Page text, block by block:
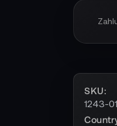
SKU
1243-01